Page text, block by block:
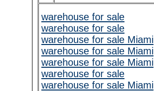
warehouse for sale
warehouse for sale
warehouse for sale Miami
warehouse for sale Miami
warehouse for sale Miami
warehouse for sale
warehouse for sale Miami